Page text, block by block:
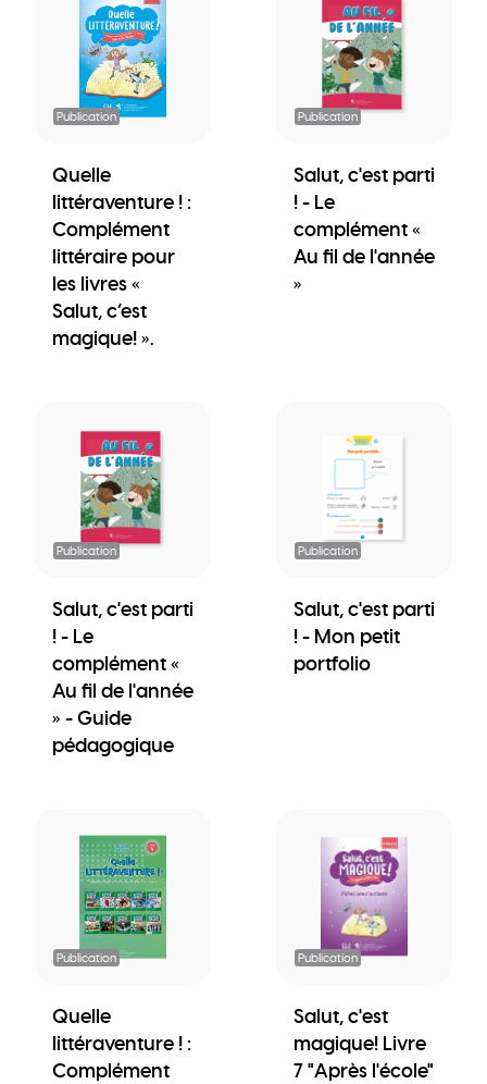
Publication
Quelle
littéraventure ! :
Complément
littéraire pour
les livres «
Salut, c’est
magique! ».
Publication
Salut, c'est parti
! - Le
complément «
Au fil de l'année
»
Publication
Salut, c'est parti
! - Le
complément «
Au fil de l'année
» - Guide
pédagogique
Publication
Salut, c'est parti
! - Mon petit
portfolio
Publication
Quelle
littéraventure ! :
Complément
Publication
Salut, c'est
magique! Livre
7 "Après l'école"